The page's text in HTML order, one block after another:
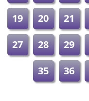
19
20 21
27
28 29
35
36